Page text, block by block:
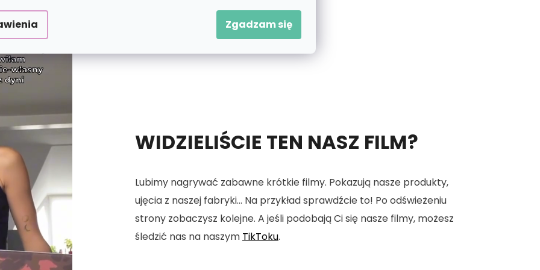
Zgadzam się
WIDZIELIŚCIE TEN NASZ FILM?
Lubimy nagrywać zabawne krótkie filmy. Pokazują nasze produkty,
ujęcia z naszej fabryki... Na przykład sprawdźcie to! Po odświeżeniu
strony zobaczysz kolejne. A jeśli podobają Ci się nasze filmy, możesz
śledzić nas na naszym TikToku.